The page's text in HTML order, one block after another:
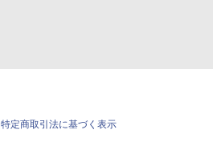
特定商取引法に基づく表示